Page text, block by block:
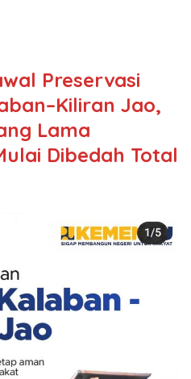
Preservasi
Jao,
Lama
Dibedah Total